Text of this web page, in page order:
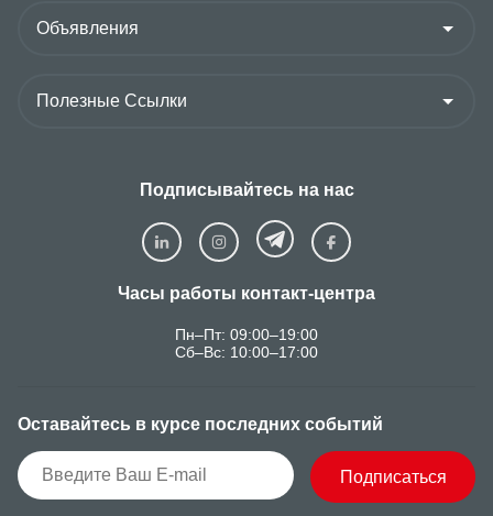
Подписывайтесь на нас
Часы работы контакт-центра
Пн–Пт: 09:00–19:00
Сб–Вс: 10:00–17:00
Оставайтесь в курсе последних событий
Подписаться